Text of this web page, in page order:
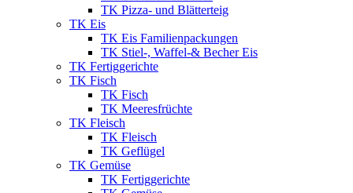
TK Pizza- und Blätterteig
TK Eis
TK Eis Familienpackungen
TK Stiel-, Waffel-& Becher Eis
TK Fertiggerichte
TK Fisch
TK Fisch
TK Meeresfrüchte
TK Fleisch
TK Fleisch
TK Geflügel
TK Gemüse
TK Fertiggerichte